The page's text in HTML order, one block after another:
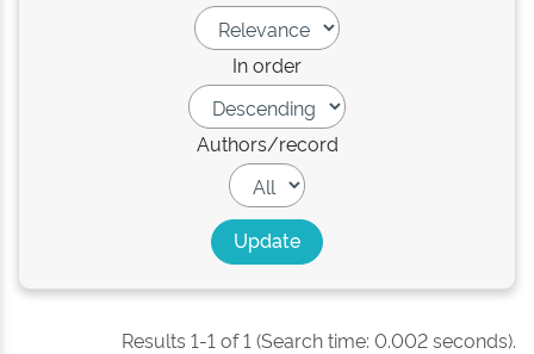
In order
Authors/record
Results 1-1 of 1 (Search time: 0.002 seconds).